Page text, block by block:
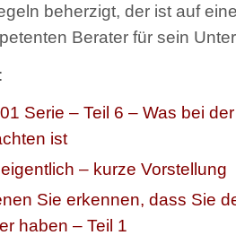
beherzigt, der ist auf
Berater für sein
Serie – Teil 6 – Was bei
ist
– kurze Vorstellung
Sie erkennen, dass Sie
haben – Teil 1